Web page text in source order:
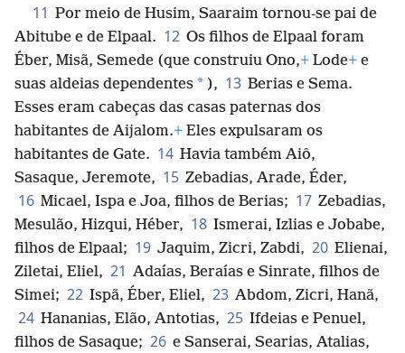
11 Por meio de Husim, Saaraim tornou-se pai de
Abitube e de Elpaal. 12 Os filhos de Elpaal foram
Éber, Misã, Semede (que construiu Ono,+ Lode+ e
suas aldeias dependentes * ), 13 Berias e Sema.
Esses eram cabeças das casas paternas dos
habitantes de Aijalom.+ Eles expulsaram os
habitantes de Gate. 14 Havia também Aiô,
Sasaque, Jeremote, 15 Zebadias, Arade, Éder,
16 Micael, Ispa e Joa, filhos de Berias; 17 Zebadias,
Mesulão, Hizqui, Héber, 18 Ismerai, Izlias e Jobabe,
filhos de Elpaal; 19 Jaquim, Zicri, Zabdi, 20 Elienai,
Ziletai, Eliel, 21 Adaías, Beraías e Sinrate, filhos de
Simei; 22 Ispã, Éber, Eliel, 23 Abdom, Zicri, Hanã,
24 Hananias, Elão, Antotias, 25 Ifdeias e Penuel,
filhos de Sasaque; 26 e Sanserai, Searias, Atalias,